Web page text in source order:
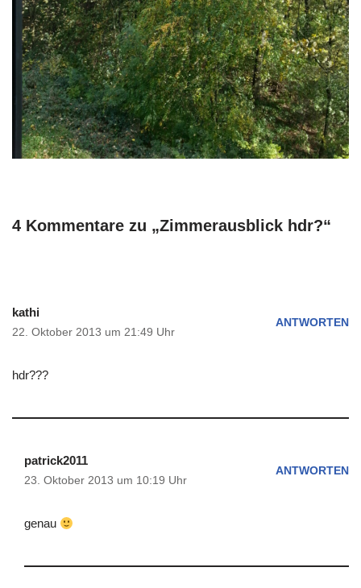
4 Kommentare zu „Zimmerausblick hdr?“
kathi
22. Oktober 2013 um 21:49 Uhr
ANTWORTEN
hdr???
patrick2011
23. Oktober 2013 um 10:19 Uhr
ANTWORTEN
genau